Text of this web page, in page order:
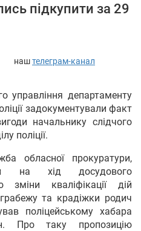
підкупити за 29
наштелеграм-канал
управління департаменту
задокументували факт
начальнику слідчого
поліції.
обласної прокуратури,
на хід досудового
кваліфікації дій
та крадіжки родич
поліцейському хабара
таку пропозицію